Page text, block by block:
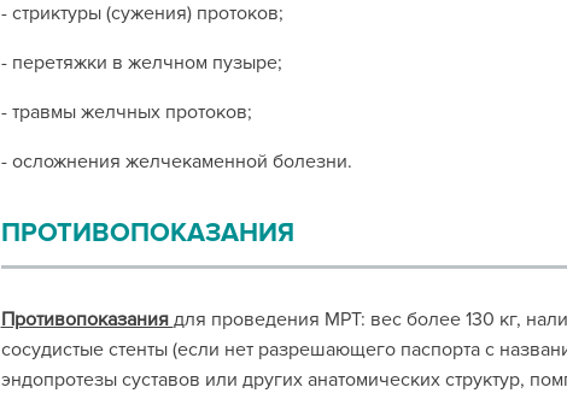
- стриктуры (сужения) протоков;
- перетяжки в желчном пузыре;
- травмы желчных протоков;
- осложнения желчекаменной болезни.
ПРОТИВОПОКАЗАНИЯ
Противопоказания для проведения МРТ: вес более 130 кг,
сосудистые стенты (если нет разрешающего паспорта с
эндопротезы суставов или других анатомических структур,